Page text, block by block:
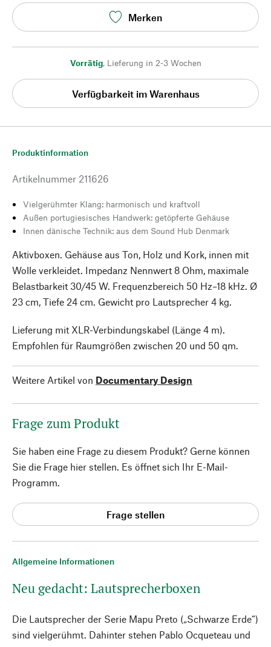
Merken
Vorrätig, Lieferung in 2-3 Wochen
Verfügbarkeit im Warenhaus
Allgemeine Informationen
Neu gedacht: Lautsprecherboxen
Die Lautsprecher der Serie Mapu Preto („Schwarze Erde“)
sind vielgerühmt. Dahinter stehen Pablo Ocqueteau und
Produktinformation
Artikelnummer 211626
Vielgerühmter Klang: harmonisch und kraftvoll
Außen portugiesisches Handwerk: getöpferte Gehäuse
Innen dänische Technik: aus dem Sound Hub Denmark
Aktivboxen. Gehäuse aus Ton, Holz und Kork, innen mit
Wolle verkleidet. Impedanz Nennwert 8 Ohm, maximale
Belastbarkeit 30/45 W. Frequenzbereich 50 Hz–18 kHz. Ø
23 cm, Tiefe 24 cm. Gewicht pro Lautsprecher 4 kg.
Lieferung mit XLR-Verbindungskabel (Länge 4 m).
Empfohlen für Raumgrößen zwischen 20 und 50 qm.
Weitere Artikel von Documentary Design
Frage zum Produkt
Sie haben eine Frage zu diesem Produkt? Gerne können
Sie die Frage hier stellen. Es öffnet sich Ihr E-Mail-
Programm.
Frage stellen